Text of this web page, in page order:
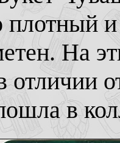
плотный
На
отличии
в